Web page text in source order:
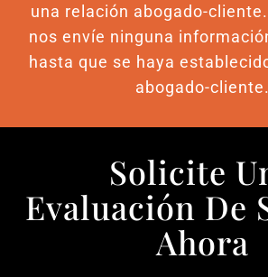
una relación abogado-
nos envíe ninguna
hasta que se haya
abogado-cliente.
Solicite
Evaluación De
Ahora